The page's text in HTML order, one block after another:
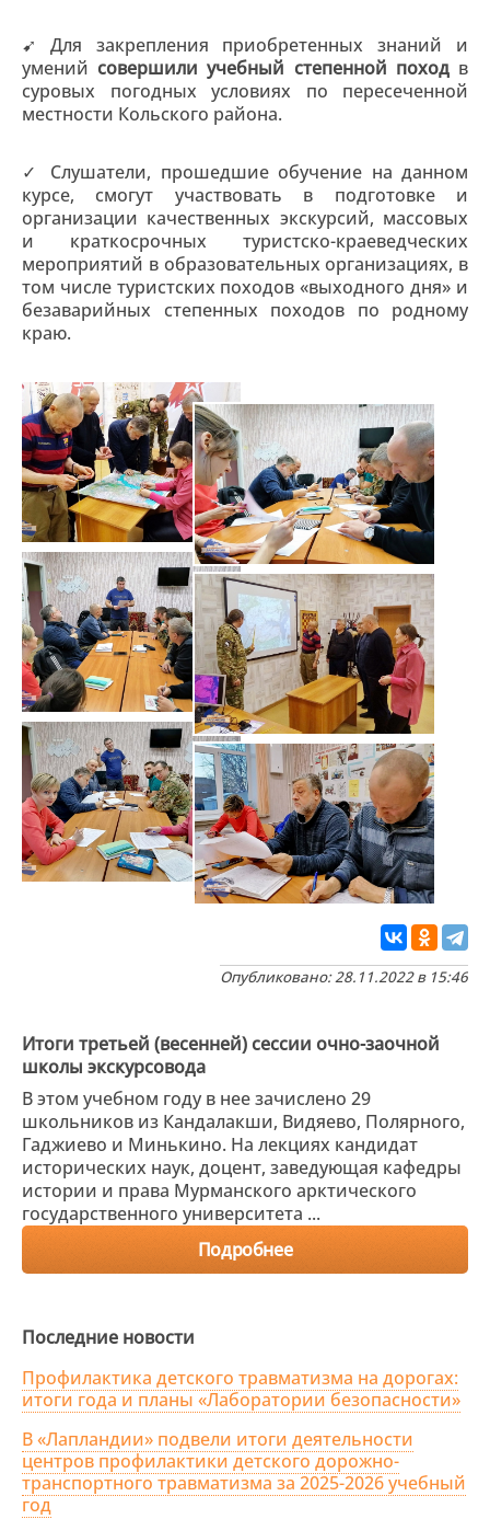
➹ Для закрепления приобретенных знаний и
умений совершили учебный степенной походв
суровых погодных условиях по пересеченной
местности Кольского района.
✓ Слушатели, прошедшие обучение на данном
курсе, смогут участвовать в подготовке и
организации качественных экскурсий, массовых
и краткосрочных туристско-краеведческих
мероприятий в образовательных организациях, в
том числе туристских походов «выходного дня» и
безаварийных степенных походов по родному
краю.
Опубликовано: 28.11.2022 в 15:46
Итоги третьей (весенней) сессии очно-заочной
школы экскурсовода
В этом учебном году в нее зачислено 29
школьников из Кандалакши, Видяево, Полярного,
Гаджиево и Минькино. На лекциях кандидат
исторических наук, доцент, заведующая кафедры
истории и права Мурманского арктического
государственного университета ...
Подробнее
Последние новости
Профилактика детского травматизма на дорогах:
итоги года и планы «Лаборатории безопасности»
В «Лапландии» подвели итоги деятельности
центров профилактики детского дорожно-
транспортного травматизма за 2025-2026 учебный
год